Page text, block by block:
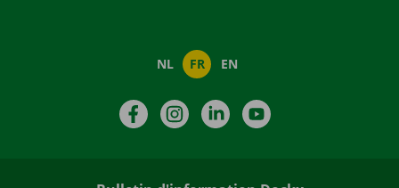
NL FR EN
FacebookInstagramLinkedIn